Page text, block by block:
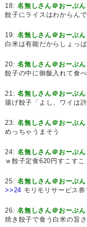
18:名無しさん＠おーぷん
餃子にライスはわからん
19:名無しさん＠おーぷん
白米は有能だからしょっ
20:名無しさん＠おーぷん
餃子の中に御飯入れて食
21:名無しさん＠おーぷん
揚げ餃子「よし、ワイは許
23:名無しさん＠おーぷん
めっちゃうまそう
24:名無しさん＠おーぷん
ｗ餃子定食620円すこすこ
25:名無しさん＠おーぷん
>>24 モリモリサービス
26:名無しさん＠おーぷん
焼き餃子で食う白米の旨